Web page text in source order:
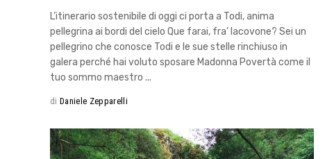
L’itinerario sostenibile di oggi ci porta a Todi, anima
pellegrina ai bordi del cielo Que farai, fra’ Iacovone? Sei un
pellegrino che conosce Todi e le sue stelle rinchiuso in
galera perché hai voluto sposare Madonna Povertà come il
tuo sommo maestro
di Daniele Zepparelli